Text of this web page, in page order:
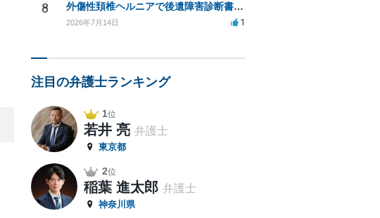
8 外傷性頚椎ヘルニアで後遺障害診断書の申請での症状の伝え方等
2026年7月14日 1
注目の弁護士ランキング
1位
若井 亮 弁護士
東京都
2位
稲葉 進太郎 弁護士
神奈川県